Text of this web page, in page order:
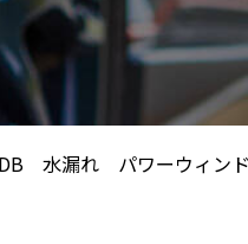
水漏れ パワーウィ